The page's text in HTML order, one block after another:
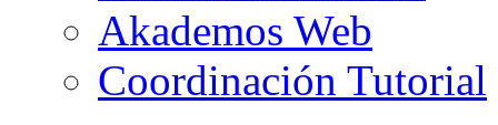
Akademos Web
Coordinación Tutorial